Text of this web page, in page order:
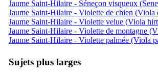
Jaume Saint-Hilaire - Séneçon visqueux
Jaume Saint-Hilaire - Violette de chien (Viola
Jaume Saint-Hilaire - Violette velue (Viola
Jaume Saint-Hilaire - Violette de montagne
Jaume Saint-Hilaire - Violette palmée (Viola
Sujets plus larges